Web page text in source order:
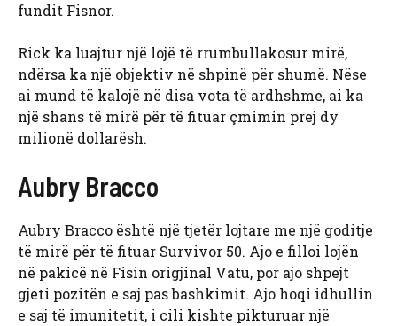
fundit Fisnor.
Rick ka luajtur një lojë të rrumbullakosur mirë,
ndërsa ka një objektiv në shpinë për shumë. Nëse
ai mund të kalojë në disa vota të ardhshme, ai ka
një shans të mirë për të fituar çmimin prej dy
milionë dollarësh.
Aubry Bracco
Aubry Bracco është një tjetër lojtare me një goditje
të mirë për të fituar Survivor 50. Ajo e filloi lojën
në pakicë në Fisin origjinal Vatu, por ajo shpejt
gjeti pozitën e saj pas bashkimit. Ajo hoqi idhullin
e saj të imunitetit, i cili kishte pikturuar një